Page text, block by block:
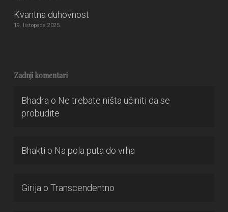
Kvantna duhovnost
19. listopada 2025.
Zadnji komentari
Bhadra o Ne trebate ništa učiniti da se
probudite
Bhakti o Na pola puta do vrha
Girija o Transcendentno